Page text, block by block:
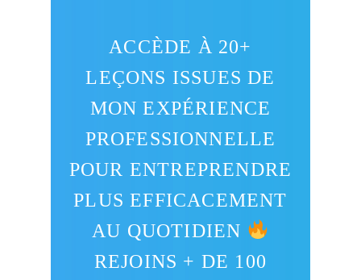
ACCÈDE À 20+
LEÇONS ISSUES DE
MON EXPÉRIENCE
PROFESSIONNELLE
POUR ENTREPRENDRE
PLUS EFFICACEMENT
AU QUOTIDIEN
REJOINS + DE 100